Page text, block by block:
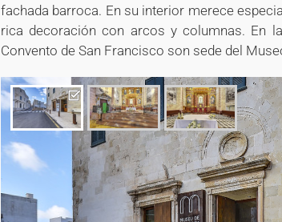
fachada barroca. En su interior merece
rica decoración con arcos y columnas. En
Convento de San Francisco son sede del